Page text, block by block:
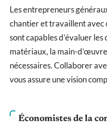
Les entrepreneurs
chantier et travaillent avec
sont capables d’évaluer
matériaux, la main-
nécessaires. Collaborer
vous assure une vision
Économistes de la